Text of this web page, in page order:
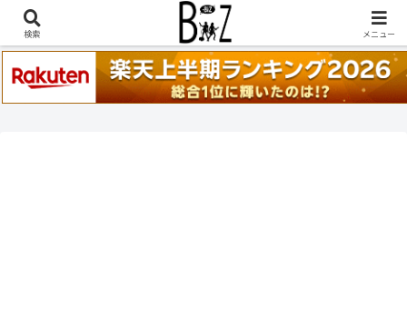
稲葉浩志『en-Zepp』『enⅣ』セトリ一覧はこちら
検索 メニュー